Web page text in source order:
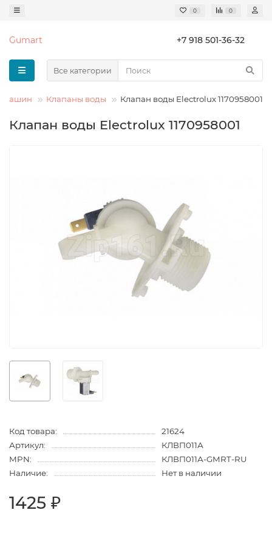
0 0
Gumart +7 918 501-36-32
Все категории
машин Клапаны воды Клапан воды Electrolux 1170958001
Клапан воды Electrolux 1170958001
Код товара:
21624
Артикул:
КЛВП011А
MPN:
КЛВП011А-GMRT-RU
Наличие:
Нет в наличии
1425 ₽